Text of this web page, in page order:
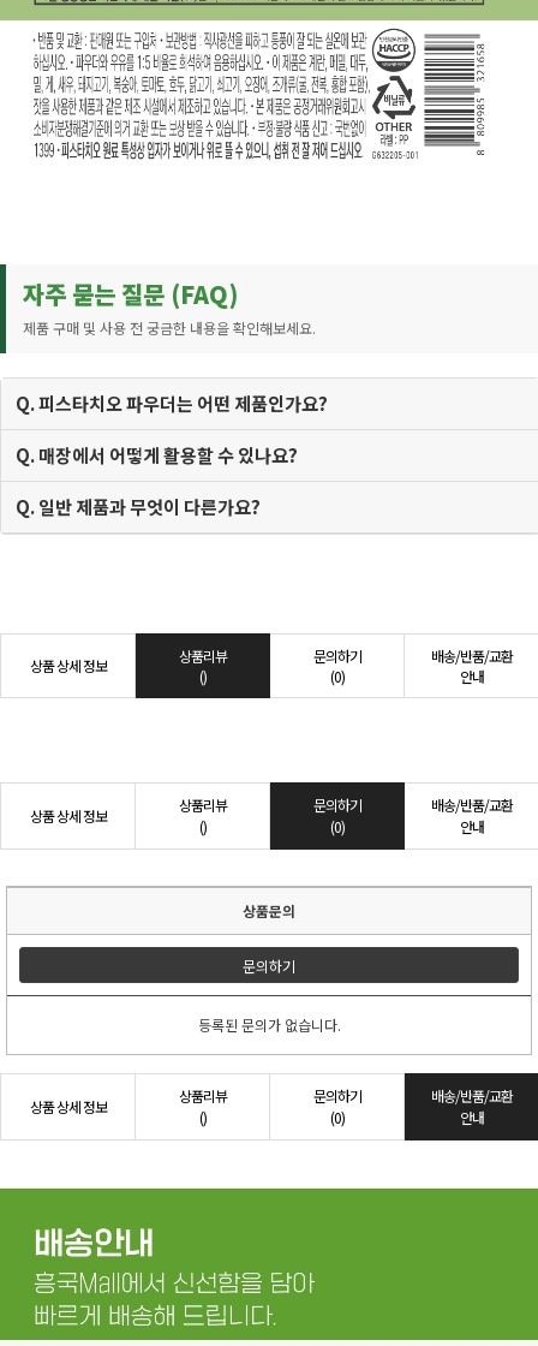
자주 묻는 질문 (FAQ)
제품 구매 및 사용 전 궁금한 내용을 확인해보세요.
Q. 피스타치오 파우더는 어떤 제품인가요?
Q. 매장에서 어떻게 활용할 수 있나요?
Q. 일반 제품과 무엇이 다른가요?
상품 상세 정보
상품리뷰
()
문의하기
(0)
배송/반품/교환
안내
상품 상세 정보
상품리뷰
()
문의하기
(0)
배송/반품/교환
안내
상품문의
문의하기
등록된 문의가 없습니다.
상품 상세 정보
상품리뷰
()
문의하기
(0)
배송/반품/교환
안내